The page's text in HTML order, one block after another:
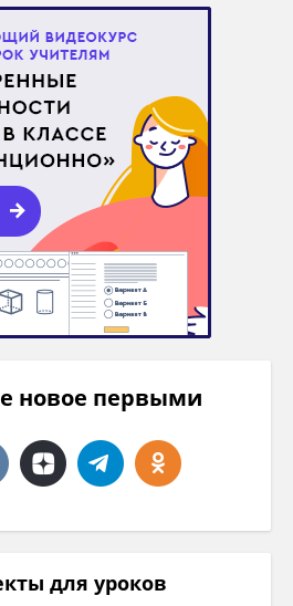
новое первыми
для уроков